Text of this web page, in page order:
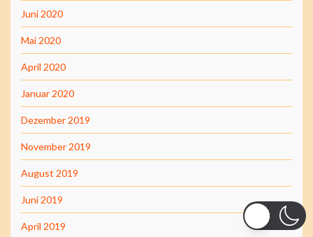
Juni 2020
Mai 2020
April 2020
Januar 2020
Dezember 2019
November 2019
August 2019
Juni 2019
April 2019